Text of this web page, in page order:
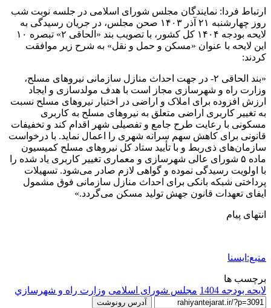
ارتباط فردا: نمایندگان مجلس شورای اسلامی در جلسه نوبت شب
روز چهارشنبه ۲۱ آذر ۱۴۰۳ صحن مجلس، در جریان رسیدگی به
لایحه بودجه ۱۴۰۴ کل کشور، با تصویب بند «الحاقی ۲» تبصره ۱۰
این لایحه با عنوان «مسکن و حمل و نقل» به شرح زیر موافقت
کردند:
«بند الحاقی ۲- در جهت احداث منازل سازمانی نیروهای مسلح،
وزارت راه و شهرسازی مجاز است با هدف مولدسازی و ایجاد
ارزش افزوده برای املاک و اراضی در اختیار نیروهای مسلح نسبت
به تغییر کاربری اراضی متعلق به نیروهای مسلح به کاربری
مسکونی با رعایت طرح جامع و تفصیلی شهر اقدام کند و تخفیفات
قانونی برای کاهش سهم سرانه شهری را اعمال نماید. با درخواست
سازمان‌های ذی‌ربط و با تأیید ستاد کل نیروهای مسلح کمیسیون
ماده ۵ شورای عالی شهرسازی و معماری تغییر کاربری یاد شده را
با اولویت رسیدگی نموده و گواهی لازم صادر می‌شود. تسهیلات
پرداختی شبکه بانکی برای احداث منازل سازمانی فوق مشمول
ایفای تعهدات قانون جهش تولید مسکن می‌گردد.»
انتهای پیام
منبع:ایسنا
برچسب ها
لایحه بودجه 1404
مجلس شورای اسلامی وزارت راه و شهرسازي
آدرس رونوشت